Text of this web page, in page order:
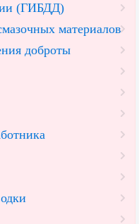
(ГИБДД)
материалов
доброты